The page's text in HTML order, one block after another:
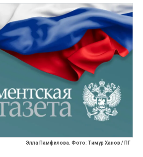
Элла Памфилова. Фото: Тимур Ханов / ПГ